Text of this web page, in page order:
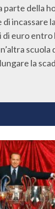
parte della
incassare
di euro entro
la